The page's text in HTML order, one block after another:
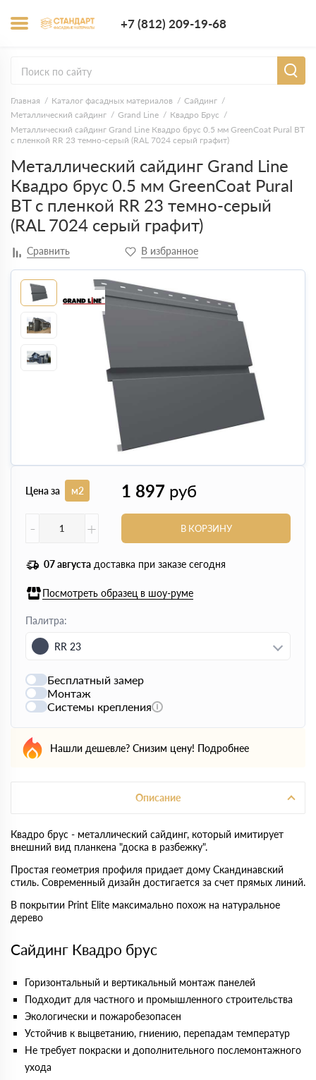
+7 (812) 209-19-68
Главная Каталог фасадных материалов
Сайдинг
Металлический сайдинг
Grand Line
Квадро Брус
Металлический сайдинг Grand Line Квадро брус 0.5 мм GreenCoat Pural BT
с пленкой RR 23 темно-серый (RAL 7024 серый графит)
Металлический сайдинг Grand Line
Квадро брус 0.5 мм GreenCoat Pural
BT с пленкой RR 23 темно-серый
(RAL 7024 серый графит)
Цена за м2 1 897 руб
-
+ В КОРЗИНУ
07 августа доставка при заказе сегодня
Посмотреть образец в шоу-руме
Палитра:
RR 23
Бесплатный замер
Монтаж
Системы крепления
Нашли дешевле? Снизим цену! Подробнее
Описание
Квадро брус - металлический сайдинг, который имитирует
внешний вид планкена "доска в разбежку".
Простая геометрия профиля придает дому Скандинавский
стиль. Современный дизайн достигается за счет прямых линий.
В покрытии Print Elite максимально похож на натуральное
дерево
Сайдинг Квадро брус
Горизонтальный и вертикальный монтаж панелей
Подходит для частного и промышленного строительства
Экологически и пожаробезопасен
Устойчив к выцветанию, гниению, перепадам температур
Не требует покраски и дополнительного послемонтажного
ухода